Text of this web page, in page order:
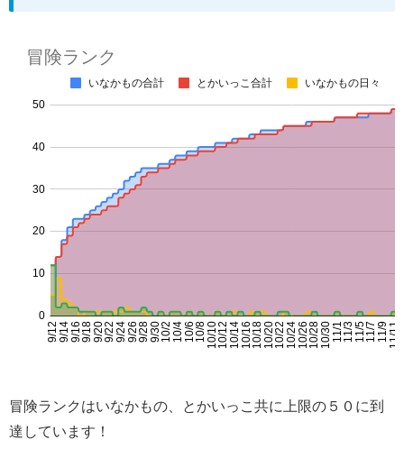
冒険ランクはいなかもの、とかいっこ共に上限の５０に到
達しています！